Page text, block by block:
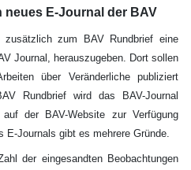
neues E-Journal der BAV
zusätzlich zum BAV Rundbrief eine
Journal, herauszugeben. Dort sollen
über Veränderliche publiziert
Rundbrief wird das BAV-Journal
der BAV-Website zur Verfügung
E-Journals gibt es mehrere Gründe.
der eingesandten Beobachtungen